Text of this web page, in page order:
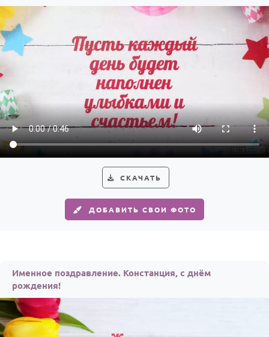
СКАЧАТЬ
ДОБАВИТЬ СВОИ ФОТО
Именное поздравление. Констанция, с днём
рождения!